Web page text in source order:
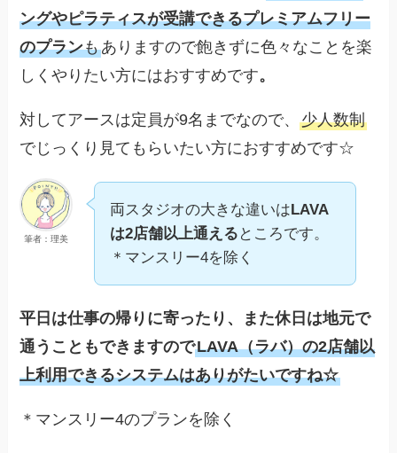
ングやピラティスが受講できるプレミアムフリー
のプランもありますので飽きずに色々なことを楽
しくやりたい方にはおすすめです。
対してアースは定員が9名までなので、少人数制
でじっくり見てもらいたい方におすすめです☆
筆者：理美
両スタジオの大きな違いはLAVA
は2店舗以上通える ところです。
＊マンスリー4を除く
平日は仕事の帰りに寄ったり、また休日は地元で
通うこともできますのでLAVA（ラバ）の2店舗以
上利用できるシステムはありがたいですね☆
＊マンスリー4のプランを除く